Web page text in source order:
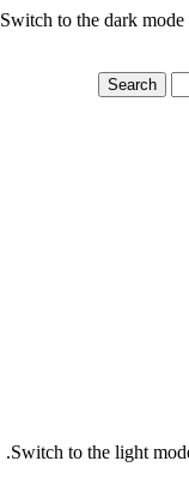
Switch to the dark
Search
Switch to the light